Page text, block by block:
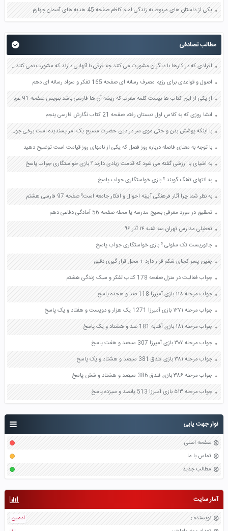
نوار جهت یابی
صفحه اصلی
تماس با ما
مطالب جدید
آمار سایت
نویسنده :
ادمین
یکی از داستان های مربوط به زندگی امام کاظم صفحه 45 هدیه های آسمان چهارم
مطالب تصادفی
افرادی که در کارها با دیگران مشورت می کنند چه فرقی با آنهایی دارند که مشورت نمی کنند؟ صفحه 86 فارسی ششم
اصول و قواعدی برای رژیم مصرف رسانه ای صفحه 165 تفکر و سواد رسانه ای دهم
از یکی از این کتاب ها بیست کلمه معرب که ریشه آن ها فارسی باشد بنویس صفحه 91 عربی یازدهم
انشا روزی که به کلاس اول دبستان رفتم صفحه 21 کتاب نگارش فارسی پنجم
با اینکه پوشش بدن و حتی موی سر در دین حضرت مسیح یک امر پسندیده است برخی جوامع مسیحی نسبت به این موضوع ب یتوج هاند به نظر شما علت آن چیست؟ صفحه 151 دین و زندگی دهم
با توجه به معنای فاصله درباره روز فصل که یکی از نامهای روز قیامت است توضیح دهید
به اشیای با ارزشی گفته می شود که قدمت زیادی دارند ؟ بازی خواستگاری جواب پاسخ
به انتهای تفنگ گویند ؟ بازی خواستگاری جواب پاسخ
به نظر شما چرا آثار فرهنگی آیینه احوال و افکار جامعه است؟ صفحه 97 فارسی هشتم
تحقیق در مورد معرفی بسیج مدرسه یا محله صفحه 56 آمادگی دفاعی دهم
تعطیلی مدارس تهران سه شنبه ۱۴ آذر ۹۶
جانوریست تک سلولی ؟ بازی خواستگاری جواب پاسخ
جنین پسر کجای شکم قرار دارد + محل قرار گیری دقیق
جواب فعالیت در منزل صفحه 178 کتاب تفکر و سبک زندگی هشتم
جواب مرحله ۱۱۸ بازی آمیرزا 118 صد و هجده پاسخ
جواب مرحله ۱۲۷۱ بازی آمیرزا 1271 یک هزار و دویست و هفتاد و یک پاسخ
جواب مرحله ۱۸۱ بازی آفتابه 181 صد و هشتاد و یک پاسخ
جواب مرحله ۳۰۷ بازی آمیرزا 307 سیصد و هفت پاسخ
جواب مرحله ۳۸۱ بازی فندق 381 سیصد و هشتاد و یک پاسخ
جواب مرحله ۳۸۶ بازی فندق 386 سیصد و هشتاد و شش پاسخ
جواب مرحله ۵۱۳ بازی آمیرزا 513 پانصد و سیزده پاسخ